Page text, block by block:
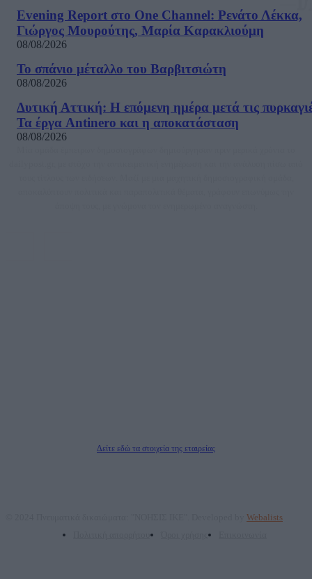
Evening Report στο One Channel: Ρενάτο Λέκκα,
Γιώργος Μουρούτης, Μαρία Καρακλιούμη
08/08/2026
Το σπάνιο μέταλλο του Βαρβιτσιώτη
08/08/2026
Δυτική Αττική: Η επόμενη ημέρα μετά τις
Τα έργα Antinero και η αποκατάσταση
08/08/2026
Δείτε εδώ τα στοιχεία της εταιρείας
Webalists